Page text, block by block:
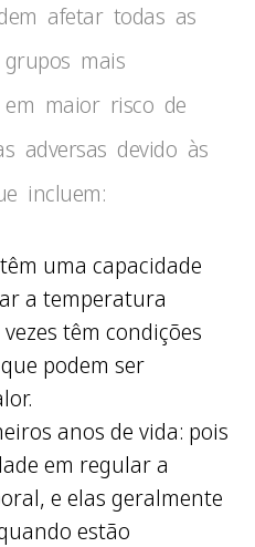
afetar todas as
mais
maior risco de
adversas devido às
incluem:
uma capacidade
a temperatura
têm condições
podem ser
anos de vida: pois
em regular a
e elas geralmente
estão